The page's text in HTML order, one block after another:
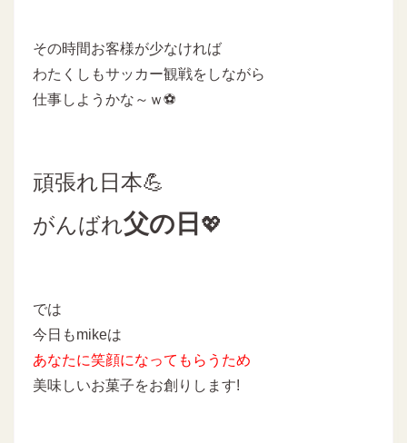
その時間お客様が少なければ
わたくしもサッカー観戦をしながら
仕事しようかな～ｗ⚽
頑張れ日本💪
がんばれ父の日 💖
では
今日もmikeは
あなたに笑顔になってもらうため
美味しいお菓子をお創りします!